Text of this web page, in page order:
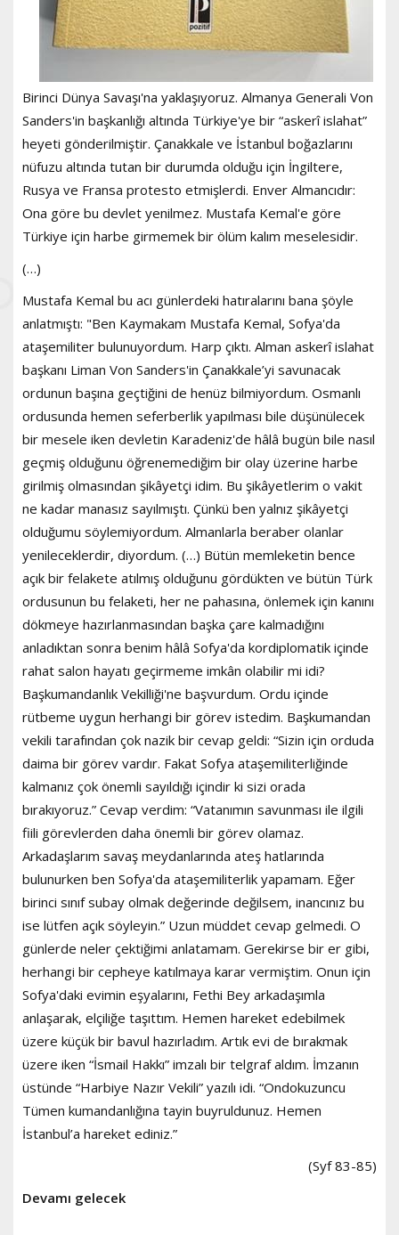
Birinci Dünya Savaşı'na yaklaşıyoruz. Almanya Generali Von
Sanders'in başkanlığı altında Türkiye'ye bir “askerî islahat”
heyeti gönderilmiştir. Çanakkale ve İstanbul boğazlarını
nüfuzu altında tutan bir durumda olduğu için İngiltere,
Rusya ve Fransa protesto etmişlerdi. Enver Almancıdır:
Ona göre bu devlet yenilmez. Mustafa Kemal'e göre
Türkiye için harbe girmemek bir ölüm kalım meselesidir.
(…)
Mustafa Kemal bu acı günlerdeki hatıralarını bana şöyle
anlatmıştı: "Ben Kaymakam Mustafa Kemal, Sofya'da
ataşemiliter bulunuyordum. Harp çıktı. Alman askerî islahat
başkanı Liman Von Sanders'in Çanakkale’yi savunacak
ordunun başına geçtiğini de henüz bilmiyordum. Osmanlı
ordusunda hemen seferberlik yapılması bile düşünülecek
bir mesele iken devletin Karadeniz'de hâlâ bugün bile nasıl
geçmiş olduğunu öğrenemediğim bir olay üzerine harbe
girilmiş olmasından şikâyetçi idim. Bu şikâyetlerim o vakit
ne kadar manasız sayılmıştı. Çünkü ben yalnız şikâyetçi
olduğumu söylemiyordum. Almanlarla beraber olanlar
yenileceklerdir, diyordum. (…) Bütün memleketin bence
açık bir felakete atılmış olduğunu gördükten ve bütün Türk
ordusunun bu felaketi, her ne pahasına, önlemek için kanını
dökmeye hazırlanmasından başka çare kalmadığını
anladıktan sonra benim hâlâ Sofya'da kordiplomatik içinde
rahat salon hayatı geçirmeme imkân olabilir mi idi?
Başkumandanlık Vekilliği'ne başvurdum. Ordu içinde
rütbeme uygun herhangi bir görev istedim. Başkumandan
vekili tarafından çok nazik bir cevap geldi: “Sizin için orduda
daima bir görev vardır. Fakat Sofya ataşemiliterliğinde
kalmanız çok önemli sayıldığı içindir ki sizi orada
bırakıyoruz.” Cevap verdim: “Vatanımın savunması ile ilgili
fiili görevlerden daha önemli bir görev olamaz.
Arkadaşlarım savaş meydanlarında ateş hatlarında
bulunurken ben Sofya'da ataşemiliterlik yapamam. Eğer
birinci sınıf subay olmak değerinde değilsem, inancınız bu
ise lütfen açık söyleyin.” Uzun müddet cevap gelmedi. O
günlerde neler çektiğimi anlatamam. Gerekirse bir er gibi,
herhangi bir cepheye katılmaya karar vermiştim. Onun için
Sofya'daki evimin eşyalarını, Fethi Bey arkadaşımla
anlaşarak, elçiliğe taşıttım. Hemen hareket edebilmek
üzere küçük bir bavul hazırladım. Artık evi de bırakmak
üzere iken “İsmail Hakkı” imzalı bir telgraf aldım. İmzanın
üstünde “Harbiye Nazır Vekili” yazılı idi. “Ondokuzuncu
Tümen kumandanlığına tayin buyruldunuz. Hemen
İstanbul’a hareket ediniz.”
(Syf 83-85)
Devamı gelecek